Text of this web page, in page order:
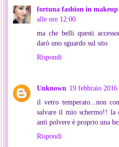
fortuna fashion in makeup
alle ore 12:00
ma che belli questi
darò uno sguardo sul sito
Rispondi
Unknown 19 febbraio
il vetro temperato...non
salvare il mio schermo!! la
anti polvere è proprio una
Rispondi